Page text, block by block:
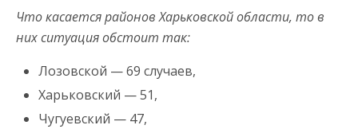
Что касается районов Харьковской области, то в
них ситуация обстоит так:
Лозовской — 69 случаев,
Харьковский — 51,
Чугуевский — 47,